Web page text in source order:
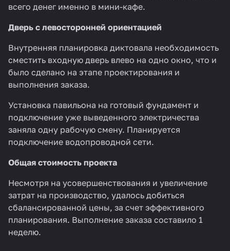
всего денег именно в мини-кафе.
Дверь с левосторонней ориентацией
Внутренняя планировка диктовала необходимость
сместить входную дверь влево на одно окно, что и
было сделано на этапе проектирования и
выполнения заказа.
Установка павильона на готовый фундамент и
подключение уже выведенного электричества
заняла одну рабочую смену. Планируется
подключение водопроводной сети.
Общая стоимость проекта
Несмотря на усовершенствования и увеличение
затрат на производство, удалось добиться
сбалансированной цены, за счет эффективного
планирования. Выполнение заказа составило 1
неделю.